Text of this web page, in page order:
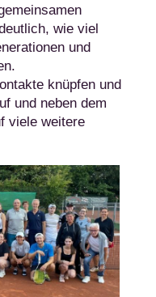
wie viel
und
knüpfen und
und neben dem
viele weitere